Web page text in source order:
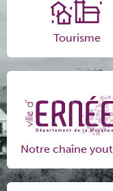
Tourisme
Notre chaîne